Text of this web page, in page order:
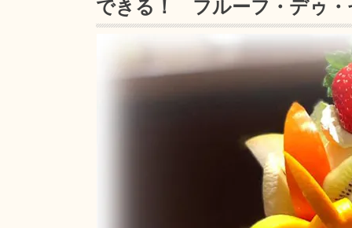
できる！ フルーフ・デゥ